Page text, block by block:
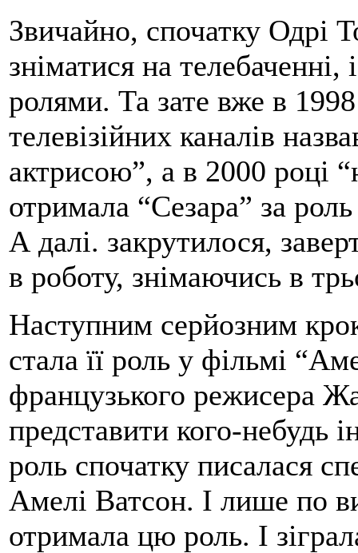
Звичайно, спочатку Одрі
зніматися на
ролями. Та зате вже в
телевізійних каналів
актрисою”, а в 2000 році
отримала “Сезара” за
А далі. закрутилося,
в роботу, знімаючись в
Наступним серйозним
стала її роль у фільмі
французького режисера
представити кого-небудь
роль спочатку писалася
Амелі Ватсон. І лише по
отримала цю роль. І